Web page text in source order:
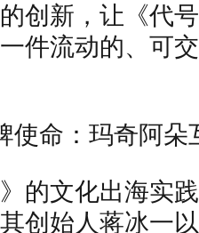
创新，让《代
件流动的、可
使命：玛奇阿朵
的文化出海实
创始人蒋冰一